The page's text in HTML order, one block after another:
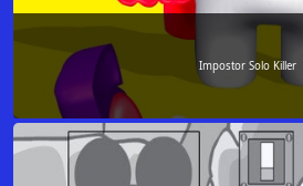
Impostor Solo Killer